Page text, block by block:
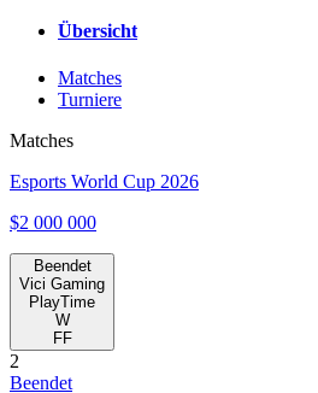
Übersicht
Matches
Turniere
Matches
Esports World Cup 2026
$2 000 000
Beendet
Vici Gaming
PlayTime
W
FF
2
Beendet